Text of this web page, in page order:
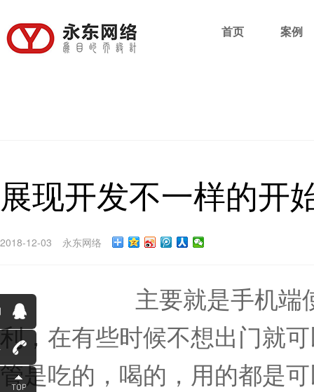
首页 案例
展现开发不一样的开
2018-12-03 永东网络
合肥app开发 主要就是手机端
利，在有些时候不想出门就
管是吃的，喝的，用的都是